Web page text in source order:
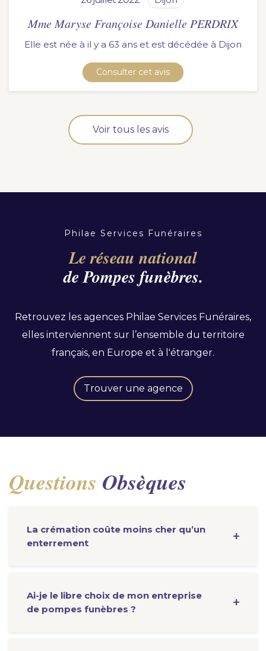
Mme Maryse Françoise Danielle PERDRIX
Elle est née à il y a 63 ans et est décédée à dijon
Consulter cet avis
Voir tous les avis
Philae Services Funéraires
Le réseau national
de Pompes funèbres.
Retrouvez les agences Philae Services Funéraires,
elles interviennent sur l’ensemble du territoire
français, en Europe et à l'étranger.
Trouver une agence
Questions Obsèques
La crémation coûte moins cher qu’un
enterrement
Ai-je le libre choix de mon entreprise
de pompes funèbres ?